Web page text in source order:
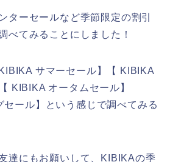
ターセールなど季節限定の割引
べてみることにしました！
サマーセール】【 KIBIKA
KIBIKA オータムセール】
セール】という感じで調べてみる
達にもお願いして、KIBIKAの季